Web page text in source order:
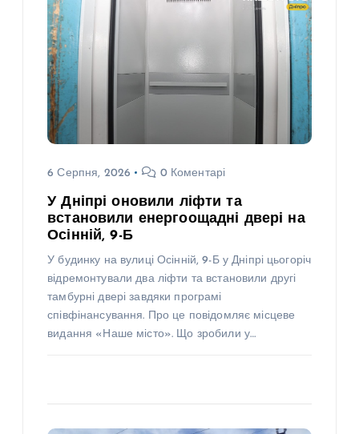
6 Серпня, 2026 0 Коментарі
У Дніпрі оновили ліфти та
встановили енергоощадні двері на
Осінній, 9-Б
У будинку на вулиці Осінній, 9-Б у Дніпрі цьогоріч
відремонтували два ліфти та встановили другі
тамбурні двері завдяки програмі
співфінансування. Про це повідомляє місцеве
видання «Наше місто». Що зробили у…